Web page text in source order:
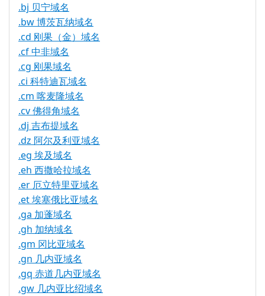
.bj 贝宁域名
.bw 博茨瓦纳域名
.cd 刚果（金）域名
.cf 中非域名
.cg 刚果域名
.ci 科特迪瓦域名
.cm 喀麦隆域名
.cv 佛得角域名
.dj 吉布提域名
.dz 阿尔及利亚域名
.eg 埃及域名
.eh 西撒哈拉域名
.er 厄立特里亚域名
.et 埃塞俄比亚域名
.ga 加蓬域名
.gh 加纳域名
.gm 冈比亚域名
.gn 几内亚域名
.gq 赤道几内亚域名
.gw 几内亚比绍域名